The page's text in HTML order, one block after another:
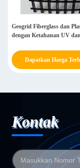
Geogrid Fiberglass dan
dengan Ketahanan UV
Dapatkan Harga
Kontak